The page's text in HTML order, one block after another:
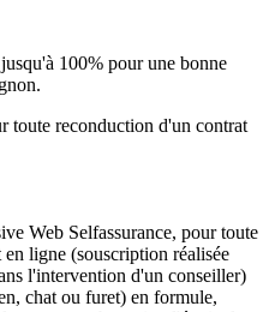
100% pour une bonne
toute reconduction d'un contrat
Web Selfassurance, pour toute
ligne (souscription réalisée
l'intervention d'un conseiller)
chat ou furet) en formule,